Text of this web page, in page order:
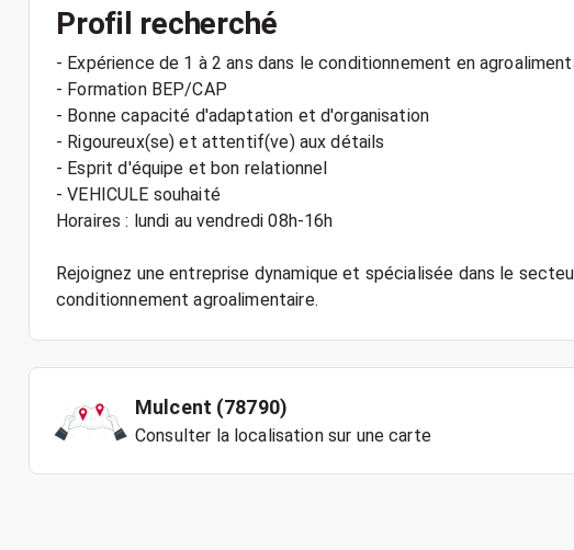
Profil recherché
- Expérience de 1 à 2 ans dans le conditionnement en
- Formation BEP/CAP
- Bonne capacité d'adaptation et d'organisation
- Rigoureux(se) et attentif(ve) aux détails
- Esprit d'équipe et bon relationnel
- VEHICULE souhaité
Horaires : lundi au vendredi 08h-16h
Rejoignez une entreprise dynamique et spécialisée dans le
Mulcent (78790)
Consulter la localisation sur une carte